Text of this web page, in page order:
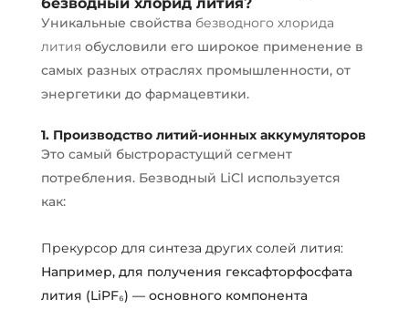
безводный хлорид лития?
Уникальные свойства безводного хлорида
лития обусловили его широкое применение в
самых разных отраслях промышленности, от
энергетики до фармацевтики.
1. Производство литий-ионных аккумуляторов
Это самый быстрорастущий сегмент
потребления. Безводный LiCl используется
как:
Прекурсор для синтеза других солей лития:
Например, для получения гексафторфосфата
лития (LiPF₆) — основного компонента